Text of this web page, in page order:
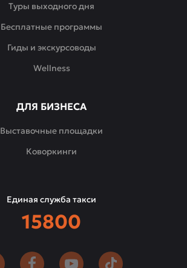
подачи,
создающее
по-
уютное
пространство.
Туры выходного дня
Бесплатные программы
Гиды и экскурсоводы
Wellness
ДЛЯ БИЗНЕСА
Выставочные площадки
Коворкинги
Единая служба такси
15800